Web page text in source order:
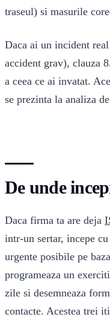
traseul) si masurile
Daca ai un incident
accident grav), clauza
a ceea ce ai invatat.
se prezinta la analiza
De unde
Daca firma ta are deja
intr-un sertar, incepe
urgente posibile pe baza
programeaza un
zile si desemneaza
contacte. Acestea trei